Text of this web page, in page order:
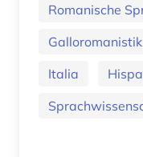
Romanische
Galloromanistik
Italia